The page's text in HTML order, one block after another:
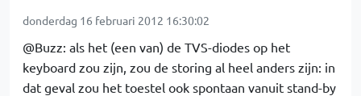
donderdag 16 februari 2012 16:30:02
@Buzz: als het (een van) de TVS-diodes op het
keyboard zou zijn, zou de storing al heel anders zijn: in
dat geval zou het toestel ook spontaan vanuit stand-by